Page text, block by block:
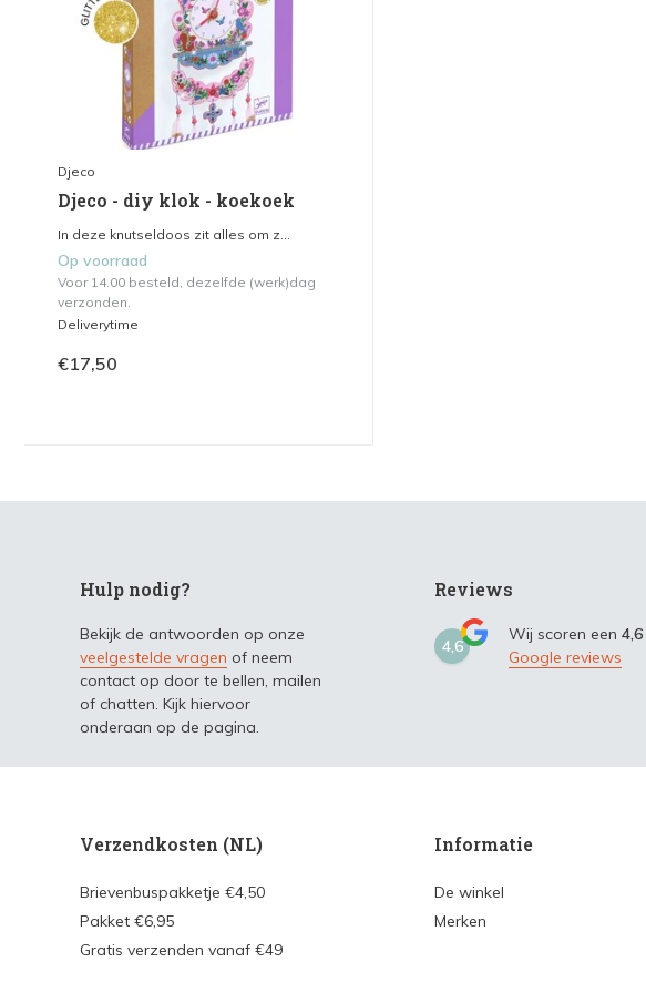
Djeco
Djeco - diy klok - koekoek
In deze knutseldoos zit alles om z...
Op voorraad
Voor 14.00 besteld, dezelfde (werk)dag
verzonden.
Deliverytime
€17,50
Hulp nodig?
Bekijk de antwoorden op onze
veelgestelde vragen of neem
contact op door te bellen, mailen
of chatten. Kijk hiervoor
onderaan op de pagina.
Reviews
4,6
Wij scoren een 4,6
Google reviews
Verzendkosten (NL)
Brievenbuspakketje €4,50
Pakket €6,95
Gratis verzenden vanaf €49
Informatie
De winkel
Merken